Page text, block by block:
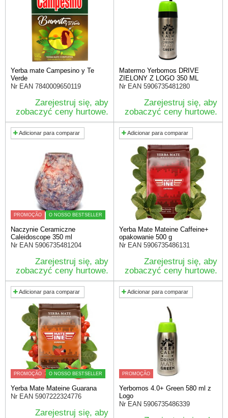
Yerba mate Campesino y Te
Verde
Nr EAN 7840009650119
Zarejestruj się, aby
zobaczyć ceny hurtowe.
Matermo Yerbomos DRIVE
ZIELONY Z LOGO 350 ML
Nr EAN 5906735481280
Zarejestruj się, aby
zobaczyć ceny hurtowe.
Adicionar para comparar
PROMOÇÃO O NOSSO BESTSELLER
Naczynie Ceramiczne
Caleidoscope 350 ml
Nr EAN 5906735481204
Zarejestruj się, aby
zobaczyć ceny hurtowe.
Adicionar para comparar
Yerba Mate Mateine Caffeine+
opakowanie 500 g
Nr EAN 5906735486131
Zarejestruj się, aby
zobaczyć ceny hurtowe.
Adicionar para comparar
PROMOÇÃO O NOSSO BESTSELLER
Yerba Mate Mateine Guarana
Nr EAN 5907222324776
Zarejestruj się, aby
Adicionar para comparar
PROMOÇÃO
Yerbomos 4.0+ Green 580 ml z
Logo
Nr EAN 5906735486339